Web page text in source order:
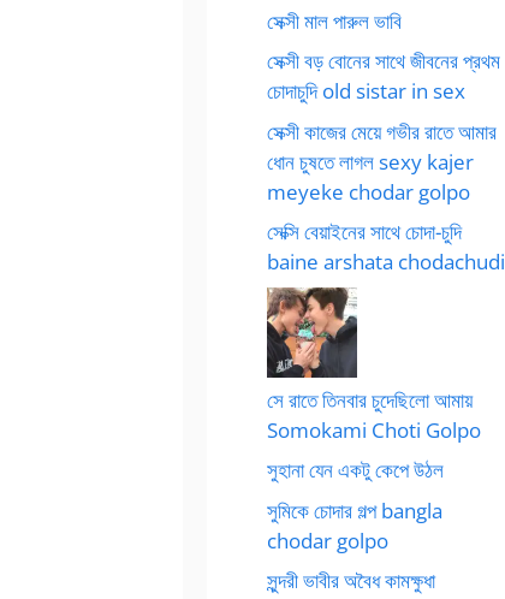
সেক্সী মাল পারুল ভাবি
সেক্সী বড় বোনের সাথে জীবনের প্রথম
চোদাচুদি old sistar in sex
সেক্সী কাজের মেয়ে গভীর রাতে আমার
ধোন চুষতে লাগল sexy kajer
meyeke chodar golpo
সেক্সি বেয়াইনের সাথে চোদা-চুদি
baine arshata chodachudi
সে রাতে তিনবার চুদেছিলো আমায়
Somokami Choti Golpo
সুহানা যেন একটু কেপে উঠল
সুমিকে চোদার গল্প bangla
chodar golpo
সুন্দরী ভাবীর অবৈধ কামক্ষুধা